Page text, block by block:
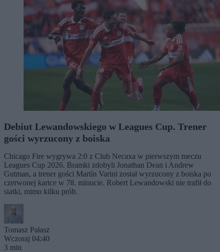
Debiut Lewandowskiego w Leagues Cup. Trener
gości wyrzucony z boiska
Chicago Fire wygrywa 2:0 z Club Necaxa w pierwszym meczu
Leagues Cup 2026. Bramki zdobyli Jonathan Dean i Andrew
Gutman, a trener gości Martín Varini został wyrzucony z boiska po
czerwonej kartce w 78. minucie. Robert Lewandowski nie trafił do
siatki, mimo kilku prób.
Tomasz Pałasz
Wczoraj 04:40
3 min